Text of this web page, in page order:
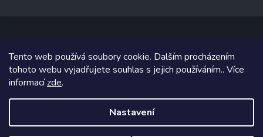
Tento web používá soubory cookie. Dalším procházením
tohoto webu vyjadřujete souhlas s jejich používáním.. Více
informacízde.
Nastavení
Copyright 2026Elektro Klesný s.r.o.. Všechna práva vyhrazena.
Grafický návrh vytvořil a na Shoptet implementoval
Shoptetak.cz.
Vytvořil Shoptet